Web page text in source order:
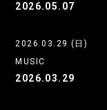
2026.05.07
2026.03.29 (日)
MUSIC
2026.03.29